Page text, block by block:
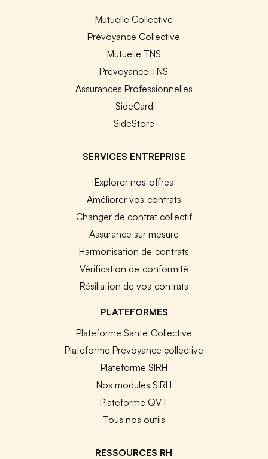
Mutuelle Collective
Prévoyance Collective
Mutuelle TNS
Prévoyance TNS
Assurances Professionnelles
SideCard
SideStore
SERVICES ENTREPRISE
Explorer nos offres
Améliorer vos contrats
Changer de contrat collectif
Assurance sur mesure
Harmonisation de contrats
Vérification de conformité
Résiliation de vos contrats
PLATEFORMES
Plateforme Santé Collective
Plateforme Prévoyance collective
Plateforme SIRH
Nos modules SIRH
Plateforme QVT
Tous nos outils
RESSOURCES RH